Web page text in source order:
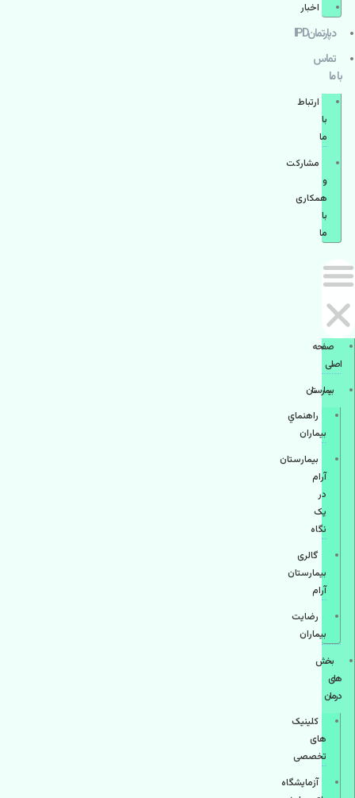
اخبار
دپارتمانIPD
تماس
با ما
ارتباط
با
ما
مشاركت
و
همكاری
با
ما
صفحه
اصلی
بيمارستان
راهنماي
بیماران
بیمارستان
آرام
در
یک
نگاه
گالری
بیمارستان
آرام
رضایت
بیماران
بخش
های
درمان
کلینیک
های
تخصصی
آزمایشگاه